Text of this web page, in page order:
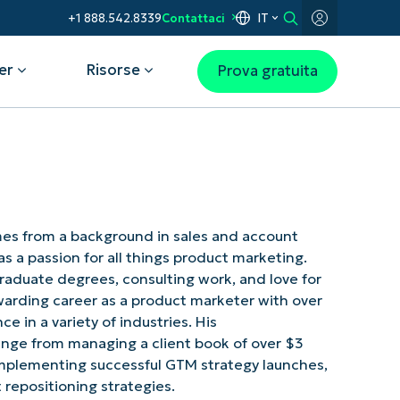
+1 888.542.8339Contattaci IT
Scarica il report
il troubleshooting IT
per una
più rapida dei
i dispositivi e i dati
valore alla tua forza
le operazioni IT
Risorse
Leggi l'intera storia
Prova gratuita
from a background in sales and account
a passion for all things product marketing.
degrees, consulting work, and love for
career as a product marketer with over
in a variety of industries. His
from managing a client book of over $3
successful GTM strategy launches,
strategies.